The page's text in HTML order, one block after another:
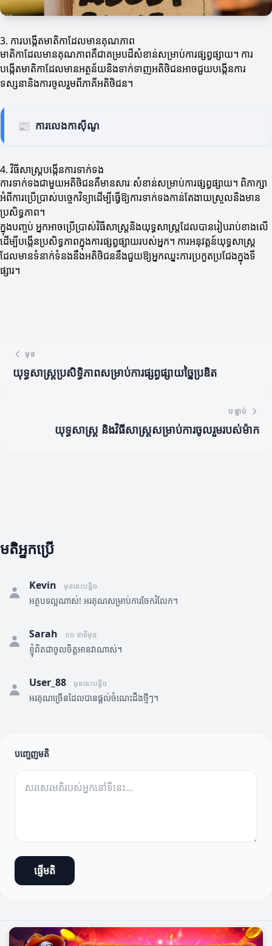
3. ការបង្កើតមាតិកាដែលមានគុណភាព
មាតិកាដែលមានគុណភាពគឺជាគម្របដ៏សំខាន់សម្រាប់ការផ្សព្វផ្សាយ។ ការ
បង្កើតមាតិកាដែលមានអត្ថន័យនិងទាក់ទាញអតិថិជនអាចជួយបង្កើនការ
ទស្សនានិងការចូលរួមពីភាគីអតិថិជន។
📰 ការលេងកាស៊ីណូ
4. វិធីសាស្ត្របង្កើនការទាក់ទង
ការទាក់ទងជាមួយអតិថិជនគឺមានសារៈសំខាន់សម្រាប់ការផ្សព្វផ្សាយ។ ពិភាក្សា
អំពីការប្រើប្រាស់បច្ចេកវិទ្យាដើម្បីធ្វើឱ្យការទាក់ទងកាន់តែងាយស្រួលនិងមាន
ប្រសិទ្ធភាព។
ក្នុងបញ្ចប់ អ្នកអាចប្រើប្រាស់វិធីសាស្ត្រនិងយុទ្ធសាស្ត្រដែលបានរៀបរាប់ខាងលើ
ដើម្បីបង្កើនប្រសិទ្ធភាពក្នុងការផ្សព្វផ្សាយរបស់អ្នក។ ការអនុវត្តន៍យុទ្ធសាស្ត្រ
ដែលមានទំនាក់ទំនងនឹងអតិថិជននឹងជួយឱ្យអ្នកឈ្នះការប្រកួតប្រជែងក្នុងទី
ផ្សារ។
មុន
យុទ្ធសាស្ត្រប្រសិទ្ធិភាពសម្រាប់ការផ្សព្វផ្សាយច្នៃប្រឌិត
បន្ទាប់
យុទ្ធសាស្ត្រ និងវិធីសាស្ត្រសម្រាប់ការចូលរួមរបស់ម៉ាក
មតិអ្នកប្រើ
Kevin មុននេះបន្តិច
អត្ថបទល្អណាស់! អរគុណសម្រាប់ការចែករំលែក។
Sarah ១០ នាទីមុន
ខ្ញុំពិតជាចូលចិត្តអានវាណាស់។
User_88 មុននេះបន្តិច
អរគុណច្រើនដែលបានផ្តល់ចំណេះដឹងថ្មីៗ។
បញ្ចេញមតិ
ផ្ញើមតិ